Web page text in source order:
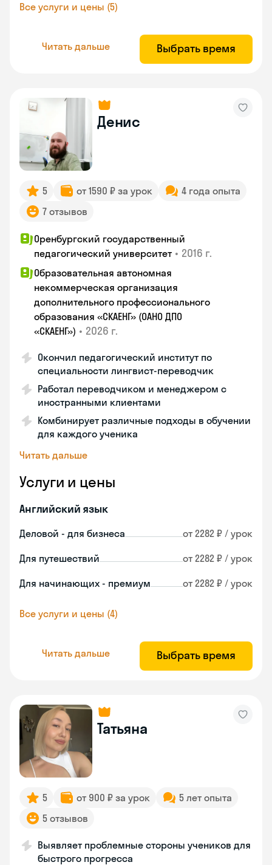
Все услуги и цены (5)
Читать дальше Выбрать время
Денис
5 от 1590 ₽ за урок
4 года опыта
7 отзывов
Оренбургский государственный
педагогический университет • 2016 г.
Образовательная автономная
некоммерческая организация
дополнительного профессионального
образования «СКАЕНГ» (ОАНО ДПО
«СКАЕНГ») • 2026 г.
Окончил педагогический институт по
специальности лингвист-переводчик
Работал переводчиком и менеджером с
иностранными клиентами
Комбинирует различные подходы в обучении
для каждого ученика
Читать дальше
Услуги и цены
Английский язык
Деловой - для бизнеса от 2282 ₽ / урок
Для путешествий от 2282 ₽ / урок
Для начинающих - премиум от 2282 ₽ / урок
Все услуги и цены (4)
Читать дальше Выбрать время
Татьяна
5 от 900 ₽ за урок
5 лет опыта
5 отзывов
Выявляет проблемные стороны учеников для
быстрого прогресса